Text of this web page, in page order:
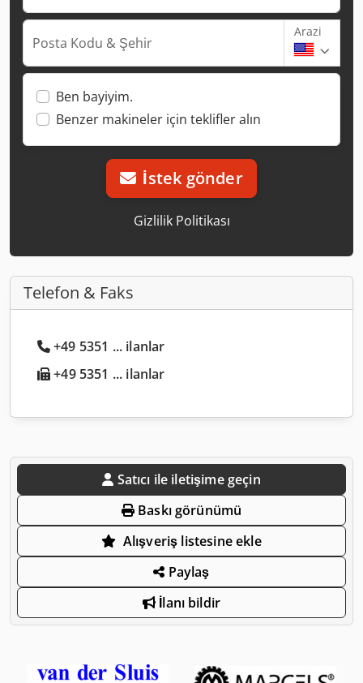
Posta Kodu & Şehir
Arazi
Ben bayiyim.
Benzer makineler için teklifler alın
İstek gönder
Gizlilik Politikası
Telefon & Faks
+49 5351 ... ilanlar
+49 5351 ... ilanlar
Satıcı ile iletişime geçin
Baskı görünümü
Alışveriş listesine ekle
Paylaş
İlanı bildir